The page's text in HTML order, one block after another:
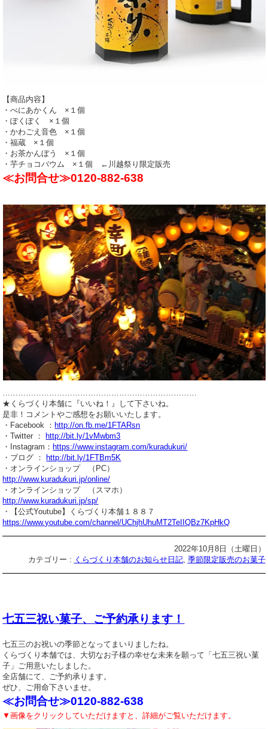
【商品内容】
・べにあかくん ×１個
・ぽくぽく ×１個
・かわごえ音色 ×１個
・福蔵 ×１個
・お茶かんぼう ×１個
・芋チョコバウム ×１個 ←川越祭り限定販売
≪お問合せ≫0120-882-638
…………………………………………………………………
★くらづくり本舗に『いいね！』して下さいね。
是非！コメントやご感想をお願いいたします。
・Facebook ： http://on.fb.me/1FTARsn
・Twitter ：
http://bit.ly/1vMwbm3
・Instagram： https://www.instagram.com/kuradukuri/
・ブログ ：
http://bit.ly/1FTBm5K
・オンラインショップ （PC）
http://www.kuradukuri.jp/online/
・オンラインショップ （スマホ）
http://www.kuradukuri.jp/sp/
・【公式Youtube】くらづくり本舗１８８７
https://www.youtube.com/channel/UChjhUhuMT2TeIIQBz7KpHkQ
2022年10月8日（土曜日）
カテゴリー : くらづくり本舗のお知らせ日記, 季節限定販売のお菓子
七五三祝い菓子、ご予約承ります！
七五三のお祝いの季節となってまいりましたね。
くらづくり本舗では、大切なお子様の幸せな未来を願って「七五三祝い菓
子」ご用意いたしました。
全店舗にて、ご予約承ります。
ぜひ、ご用命下さいませ。
≪お問合せ≫0120-882-638
▼画像をクリックしていただけますと、詳細がご覧いただけます。